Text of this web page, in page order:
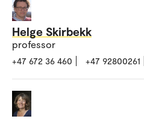
Helge Skirbekk
professor
+47 672 36 460 +47 92800261